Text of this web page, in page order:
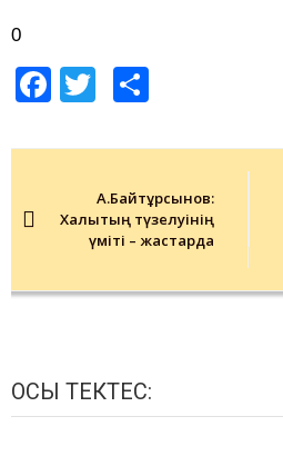
0
Facebook
Twitter
navigationА.Байтұрсынов:
Халықтың түзелуінің
үміті – жастарда
ОСЫ ТЕКТЕС: